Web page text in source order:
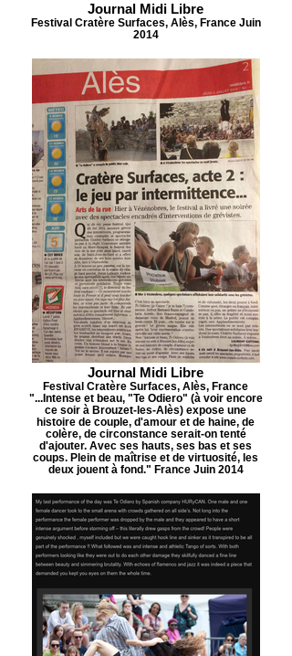
Journal Midi Libre
Festival Cratère Surfaces, Alès, France Juin
2014
Journal Midi Libre
Festival Cratère Surfaces, Alès, France
"...Intense et beau, "Te Odiero" (à voir encore
ce soir à Brouzet-les-Alès) expose une
histoire de couple, d'amour et de haine, de
colère, de circonstance serait-on tenté
d'ajouter. Avec ses hauts, ses bas et ses
coups. Plein de maîtrise et de virtuosité, les
deux jouent à fond." France Juin 2014